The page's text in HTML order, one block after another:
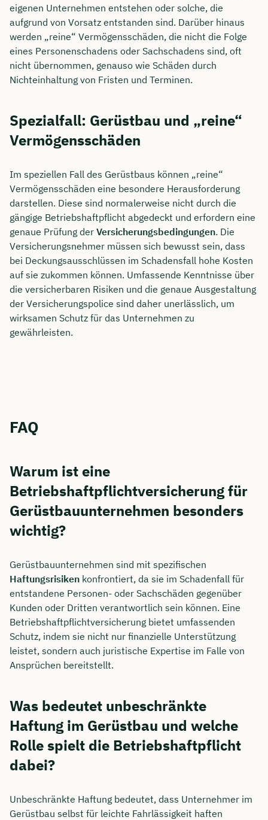
eigenen Unternehmen entstehen oder solche, die
aufgrund von Vorsatz entstanden sind. Darüber hinaus
werden „reine“ Vermögensschäden, die nicht die Folge
eines Personenschadens oder Sachschadens sind, oft
nicht übernommen, genauso wie Schäden durch
Nichteinhaltung von Fristen und Terminen.
Spezialfall: Gerüstbau und „reine“
Vermögensschäden
Im speziellen Fall des Gerüstbaus können „reine“
Vermögensschäden eine besondere Herausforderung
darstellen. Diese sind normalerweise nicht durch die
gängige Betriebshaftpflicht abgedeckt und erfordern eine
genaue Prüfung der Versicherungsbedingungen. Die
Versicherungsnehmer müssen sich bewusst sein, dass
bei Deckungsausschlüssen im Schadensfall hohe Kosten
auf sie zukommen können. Umfassende Kenntnisse über
die versicherbaren Risiken und die genaue Ausgestaltung
der Versicherungspolice sind daher unerlässlich, um
wirksamen Schutz für das Unternehmen zu
gewährleisten.
FAQ
Warum ist eine
Betriebshaftpflichtversicherung für
Gerüstbauunternehmen besonders
wichtig?
Gerüstbauunternehmen sind mit spezifischen
Haftungsrisiken konfrontiert, da sie im Schadenfall für
entstandene Personen- oder Sachschäden gegenüber
Kunden oder Dritten verantwortlich sein können. Eine
Betriebshaftpflichtversicherung bietet umfassenden
Schutz, indem sie nicht nur finanzielle Unterstützung
leistet, sondern auch juristische Expertise im Falle von
Ansprüchen bereitstellt.
Was bedeutet unbeschränkte
Haftung im Gerüstbau und welche
Rolle spielt die Betriebshaftpflicht
dabei?
Unbeschränkte Haftung bedeutet, dass Unternehmer im
Gerüstbau selbst für leichte Fahrlässigkeit haften